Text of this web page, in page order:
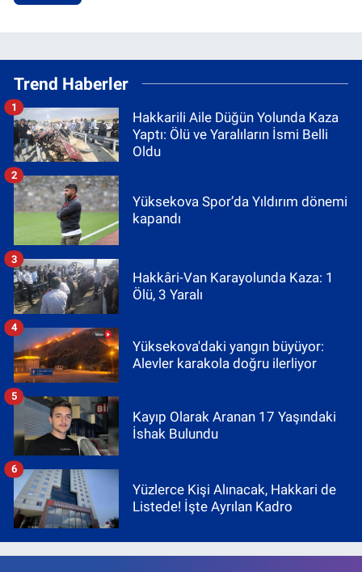
Trend Haberler
Hakkarili Aile Düğün Yolunda Kaza
Yaptı: Ölü ve Yaralıların İsmi Belli
Oldu
1
Yüksekova Spor’da Yıldırım dönemi
kapandı
2
Hakkâri-Van Karayolunda Kaza: 1
Ölü, 3 Yaralı
3
Yüksekova'daki yangın büyüyor:
Alevler karakola doğru ilerliyor
4
Kayıp Olarak Aranan 17 Yaşındaki
İshak Bulundu
5
Yüzlerce Kişi Alınacak, Hakkari de
Listede! İşte Ayrılan Kadro
6